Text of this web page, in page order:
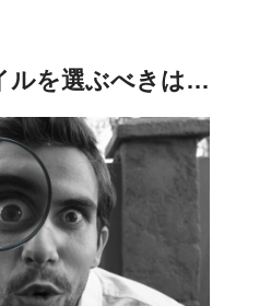
ルを選ぶべきは…